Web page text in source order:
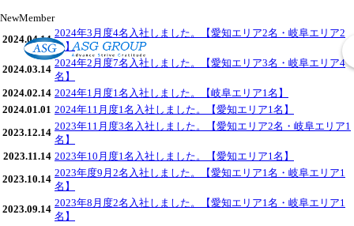
NewMember
2024.04.14
2024年3月度4名入社しました。【愛知エリア2名・岐阜エリア2
名】
2024.03.14
2024年2月度7名入社しました。【愛知エリア3名・岐阜エリア4
名】
2024.02.14 2024年1月度1名入社しました。【岐阜エリア1名】
2024.01.01 2024年11月度1名入社しました。【愛知エリア1名】
2023.12.14
2023年11月度3名入社しました。【愛知エリア2名・岐阜エリア1
名】
2023.11.14 2023年10月度1名入社しました。【愛知エリア1名】
2023.10.14
2023年度9月2名入社しました。【愛知エリア1名・岐阜エリア1
名】
2023.09.14
2023年8月度2名入社しました。【愛知エリア1名・岐阜エリア1
名】